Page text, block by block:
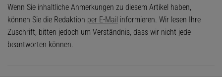
Wenn Sie inhaltliche Anmerkungen zu diesem Artikel haben,
können Sie die Redaktion per E-Mail informieren. Wir lesen Ihre
Zuschrift, bitten jedoch um Verständnis, dass wir nicht jede
beantworten können.